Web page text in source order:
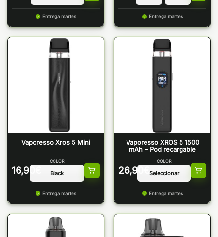
Entrega martes Entrega martes
Vaporesso Xros 5 Mini
16,90
COLOR
Entrega martes
Vaporesso XROS 5 1500
mAh – Pod recargable
26,90
COLOR
Entrega martes